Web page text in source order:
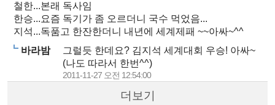
철한...본래 독사임
한승...요즘 독기가 좀 오르더니 국수 먹었음...
지석...독품고 한잔한더니 내년에 세계제패 ~~아싸~^^
바라밤
그럴듯 한데요? 김지석 세계대회 우승! 아싸~
(나도 따라서 한번^^)
2011-11-27 오전 12:54:00
더보기